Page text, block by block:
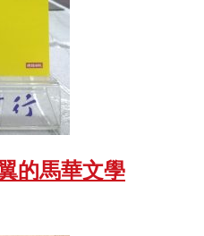
的馬華文學